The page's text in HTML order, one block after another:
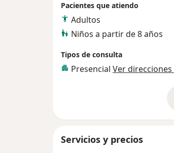
Pacientes que atiendo
Adultos
Niños a partir de 8 años
Tipos de consulta
Presencial Ver direcciones
Servicios y precios